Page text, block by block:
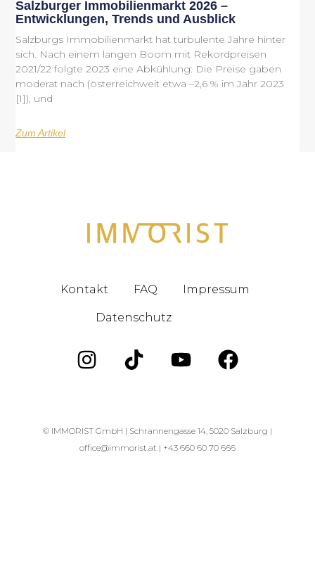
Salzburger Immobilienmarkt 2026 –
Entwicklungen, Trends und Ausblick
Salzburgs Immobilienmarkt hat turbulente Jahre hinter
sich. Nach einem langen Boom mit Rekordpreisen
2021/22 folgte 2023 eine Abkühlung: Die Preise gaben
moderat nach (österreichweit etwa –2,6 % im Jahr 2023
[1]), und
Zum Artikel
Kontakt FAQ Impressum
Datenschutz
© IMMORIST GmbH | Schrannengasse 14, 5020 Salzburg |
office@immorist.at | +43 660 60 70 666